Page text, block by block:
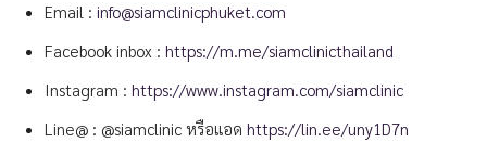
Email : info@siamclinicphuket.com
Facebook inbox : https://m.me/siamclinicthailand
Instagram : https://www.instagram.com/siamclinic
Line@ : @siamclinic หรือแอด https://lin.ee/uny1D7n